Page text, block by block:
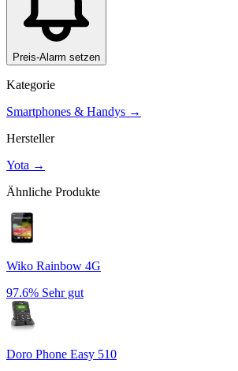
Preis-Alarm setzen
Kategorie
Smartphones & Handys →
Hersteller
Yota →
Ähnliche Produkte
Wiko Rainbow 4G
97.6% Sehr gut
Doro Phone Easy 510